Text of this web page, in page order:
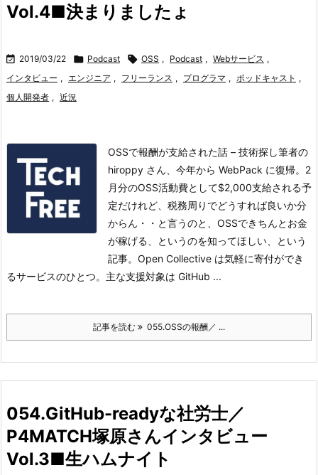
Vol.4■決まりましたょ
 2019/03/22  Podcast  OSS , Podcast , Webサービス ,
インタビュー , エンジニア , フリーランス , プログラマ , ポッドキャスト ,
個人開発者 , 近況
OSSで報酬が支給された話 – 技術探し筆者の
hiroppy さん、今年から WebPack に復帰。2
月分のOSS活動費として$2,000支給される予
定だけれど、税務周りでどうすれば良いか分
からん・・と言うのと、OSSできちんとお金
が稼げる、というのを知ってほしい、という
記事。 Open Collective は気軽に寄付ができ
るサービスのひとつ。主な支援対象は GitHub ...
記事を読む 055.OSSの報酬／ ...
054.GitHub-readyな社労士／
P4MATCH塚原さんインタビュー
Vol.3■生ハムナイト